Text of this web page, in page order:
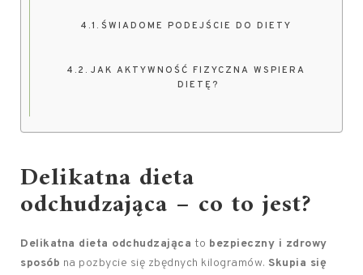
ŚWIADOME PODEJŚCIE DO DIETY
JAK AKTYWNOŚĆ FIZYCZNA WSPIERA
DIETĘ?
Delikatna dieta
odchudzająca – co to jest?
Delikatna dieta odchudzająca to bezpieczny i zdrowy
sposób na pozbycie się zbędnych kilogramów. Skupia się